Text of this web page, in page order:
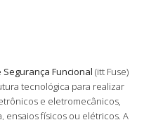
Funcional (itt Fuse)
tecnológica para realizar
e eletromecânicos,
ensaios físicos ou elétricos. A